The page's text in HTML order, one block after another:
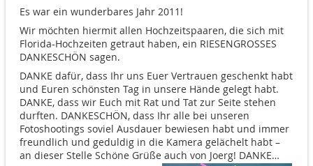
Es war ein wunderbares Jahr 2011!
Wir möchten hiermit allen Hochzeitspaaren, die sich mit
Florida-Hochzeiten getraut haben, ein RIESENGROSSES
DANKESCHÖN sagen.
DANKE dafür, dass Ihr uns Euer Vertrauen geschenkt habt
und Euren schönsten Tag in unsere Hände gelegt habt.
DANKE, dass wir Euch mit Rat und Tat zur Seite stehen
durften. DANKESCHÖN, dass Ihr alle bei unseren
Fotoshootings soviel Ausdauer bewiesen habt und immer
freundlich und geduldig in die Kamera gelächelt habt –
an dieser Stelle Schöne Grüße auch von Joerg! DANKE…